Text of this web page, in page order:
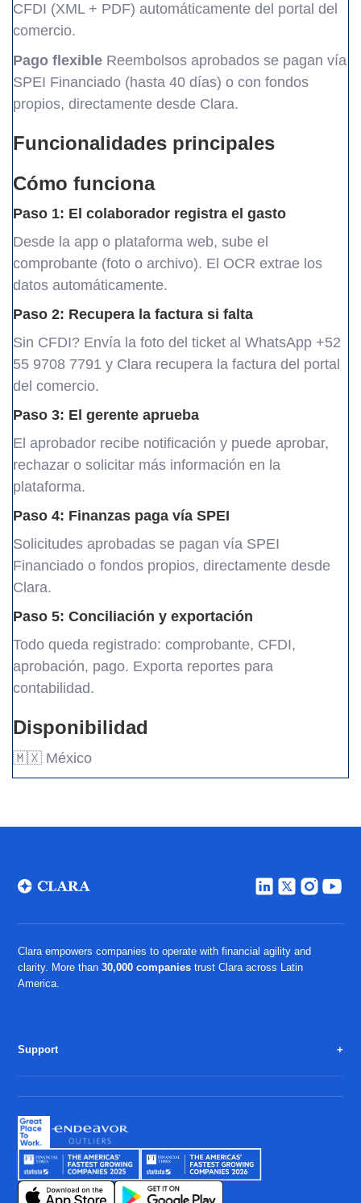
CFDI (XML + PDF) automáticamente del portal del
comercio.
Pago flexible Reembolsos aprobados se pagan vía
SPEI Financiado (hasta 40 días) o con fondos
propios, directamente desde Clara.
Funcionalidades principales
Cómo funciona
Paso 1: El colaborador registra el gasto
Desde la app o plataforma web, sube el
comprobante (foto o archivo). El OCR extrae los
datos automáticamente.
Paso 2: Recupera la factura si falta
Sin CFDI? Envía la foto del ticket al WhatsApp +52
55 9708 7791 y Clara recupera la factura del portal
del comercio.
Paso 3: El gerente aprueba
El aprobador recibe notificación y puede aprobar,
rechazar o solicitar más información en la
plataforma.
Paso 4: Finanzas paga vía SPEI
Solicitudes aprobadas se pagan vía SPEI
Financiado o fondos propios, directamente desde
Clara.
Paso 5: Conciliación y exportación
Todo queda registrado: comprobante, CFDI,
aprobación, pago. Exporta reportes para
contabilidad.
Disponibilidad
🇲🇽 México
Clara empowers companies to operate with financial agility and
clarity. More than30,000 companiestrust Clara across Latin
America.
Support